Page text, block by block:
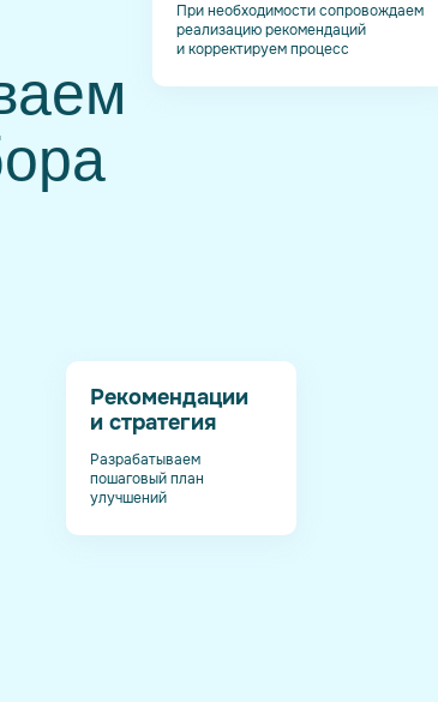
При необходимости сопровождаем
реализацию рекомендаций
и корректируем процесс
Разрабатываем
пошаговый план
улучшений
Рекомендации
и стратегия